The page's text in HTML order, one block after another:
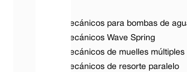
Sellos mecánicos para bombas de
Sellos mecánicos Wave Spring
Sellos mecánicos de muelles múltiples
Sellos mecánicos de resorte paralelo